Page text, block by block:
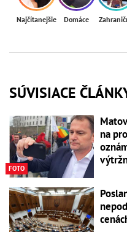
Najčítanejšie Domáce
SÚVISIACE
FOTO
na